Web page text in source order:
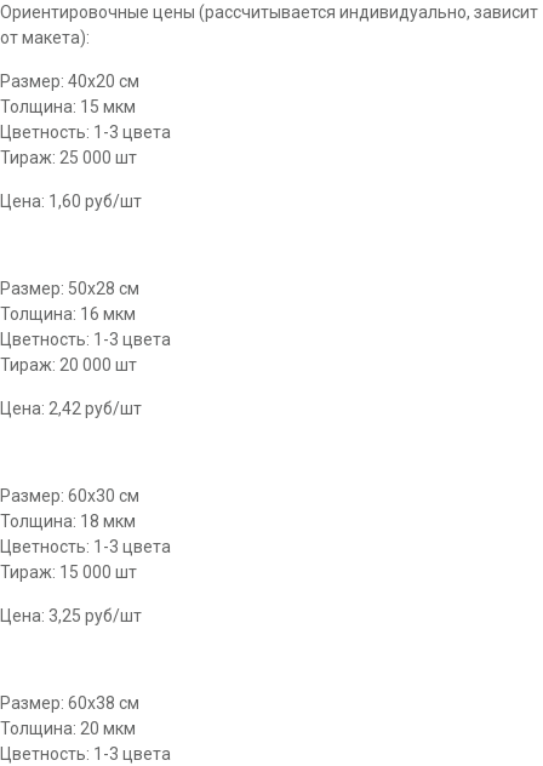
Ориентировочные цены (рассчитывается индивидуально, зависит
от макета):
Размер: 40х20 см
Толщина: 15 мкм
Цветность: 1-3 цвета
Тираж: 25 000 шт
Цена: 1,60 руб/шт
Размер: 50х28 см
Толщина: 16 мкм
Цветность: 1-3 цвета
Тираж: 20 000 шт
Цена: 2,42 руб/шт
Размер: 60х30 см
Толщина: 18 мкм
Цветность: 1-3 цвета
Тираж: 15 000 шт
Цена: 3,25 руб/шт
Размер: 60х38 см
Толщина: 20 мкм
Цветность: 1-3 цвета